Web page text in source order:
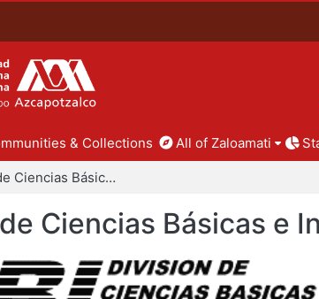
& Collections All of Zaloamati
División de Ciencias Básicas e Ingeniería
Ciencias Básicas e